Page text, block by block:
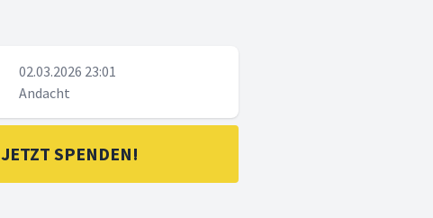
02.03.2026 23:01
Andacht
JETZT SPENDEN!